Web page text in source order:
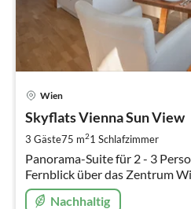
Wien
Skyflats Vienna Sun View
3 Gäste75 m21 Schlafzimmer
Panorama-Suite für 2 - 3
Fernblick über das Zentrum
75 m2 im 9. Obergeschoss.
Nachhaltig